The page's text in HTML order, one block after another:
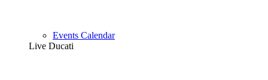
Events Calendar
Live Ducati